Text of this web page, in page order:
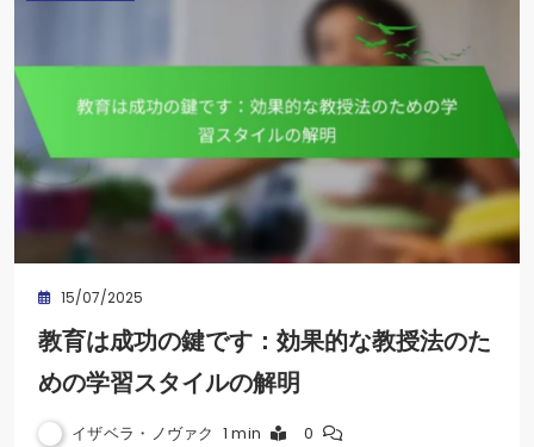
15/07/2025
教育は成功の鍵です：効果的な教授法のた
めの学習スタイルの解明
イザベラ・ノヴァク 1 min 0